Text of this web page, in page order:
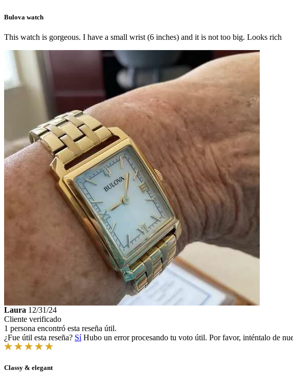
Bulova watch
This watch is gorgeous. I have a small wrist (6 inches) and it is not too big. Looks rich
Laura 12/31/24
Cliente verificado
1 persona encontró esta reseña útil.
¿Fue útil esta reseña? Sí Hubo un error procesando tu voto útil. Por favor, inténtalo de
Classy & elegant